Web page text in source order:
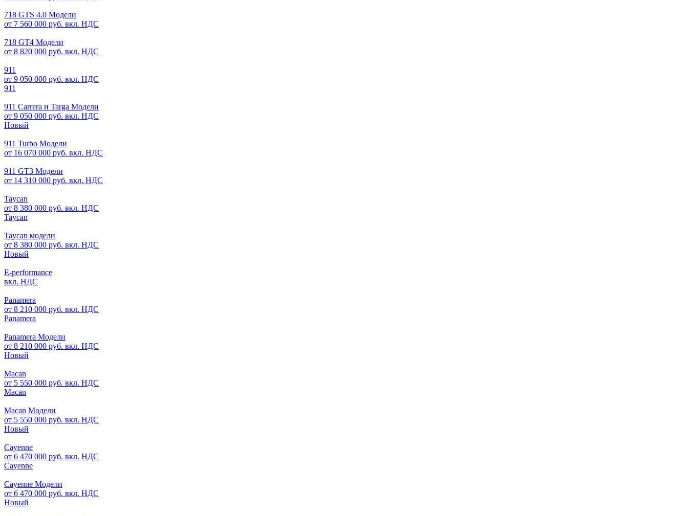
718 GTS 4.0 Модели
от 7 560 000 руб. вкл. НДС
718 GT4 Модели
от 8 820 000 руб. вкл. НДС
911
от 9 050 000 руб. вкл. НДС
911
911 Carrera и Targa Модели
от 9 050 000 руб. вкл. НДС
Новый
911 Turbo Модели
от 16 070 000 руб. вкл. НДС
911 GT3 Модели
от 14 310 000 руб. вкл. НДС
Taycan
от 8 380 000 руб. вкл. НДС
Taycan
Taycan модели
от 8 380 000 руб. вкл. НДС
Новый
E-performance
вкл. НДС
Panamera
от 8 210 000 руб. вкл. НДС
Panamera
Panamera Модели
от 8 210 000 руб. вкл. НДС
Новый
Macan
от 5 550 000 руб. вкл. НДС
Macan
Macan Модели
от 5 550 000 руб. вкл. НДС
Новый
Cayenne
от 6 470 000 руб. вкл. НДС
Cayenne
Cayenne Модели
от 6 470 000 руб. вкл. НДС
Новый